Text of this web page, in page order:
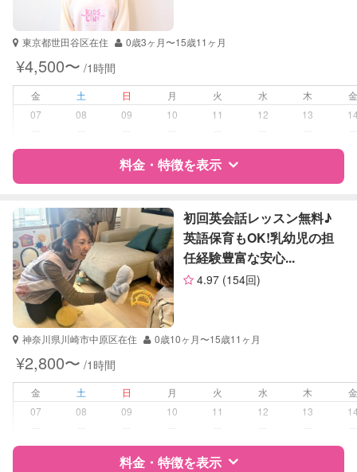
学校/塾の補習・宿題
小学生
中学生
対応科目
国語
算数
理科
英語
英会話
東京都世田谷区在住 0歳3ヶ月〜15歳11ヶ月
¥4,500〜 /1時間
金 土 日 月 火 水 木
07
08 09 10 11 12 13
料金・特徴を表示
特徴 料金 レビュー
サポートの特徴
資格 なし
受験対策
小学校受験
大学受験
高校生
初回英会話レッスン無料♪
英語保育もOK!乳幼児の担
任経験豊富な安心...
4.97 (154回)
神奈川県川崎市中原区在住 0歳10ヶ月〜15歳11ヶ月
¥2,800〜 /1時間
金 土 日 月 火 水 木
07
08 09 10 11 12 13
料金・特徴を表示